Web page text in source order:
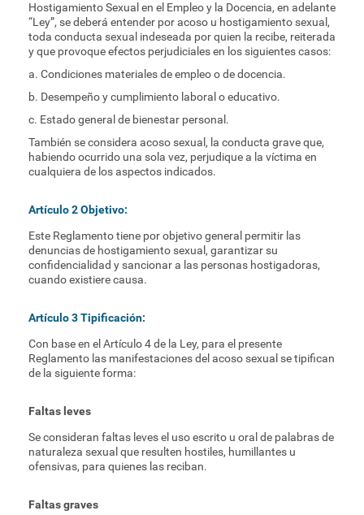
Hostigamiento Sexual en el Empleo y la Docencia, en adelante
“Ley”, se deberá entender por acoso u hostigamiento sexual,
toda conducta sexual indeseada por quien la recibe, reiterada
y que provoque efectos perjudiciales en los siguientes casos:
a. Condiciones materiales de empleo o de docencia.
b. Desempeño y cumplimiento laboral o educativo.
c. Estado general de bienestar personal.
También se considera acoso sexual, la conducta grave que,
habiendo ocurrido una sola vez, perjudique a la víctima en
cualquiera de los aspectos indicados.
Artículo 2 Objetivo:
Este Reglamento tiene por objetivo general permitir las
denuncias de hostigamiento sexual, garantizar su
confidencialidad y sancionar a las personas hostigadoras,
cuando existiere causa.
Artículo 3 Tipificación:
Con base en el Artículo 4 de la Ley, para el presente
Reglamento las manifestaciones del acoso sexual se tipifican
de la siguiente forma:
Faltas leves
Se consideran faltas leves el uso escrito u oral de palabras de
naturaleza sexual que resulten hostiles, humillantes u
ofensivas, para quienes las reciban.
Faltas graves